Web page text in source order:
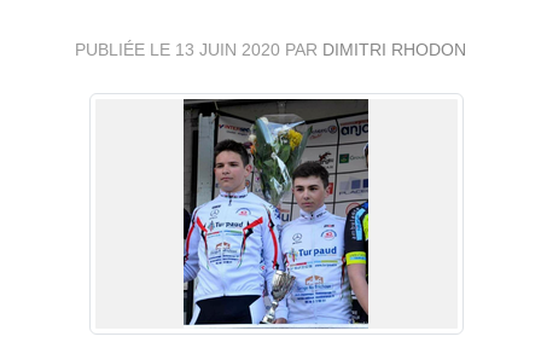
PUBLIÉE LE 13 JUIN 2020 PAR DIMITRI RHODON